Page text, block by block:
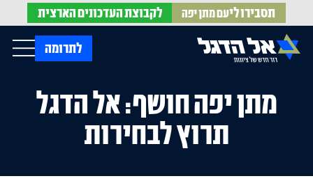
תסבירו ליעם מתן יפה לקבוצתהעדכונים הארצית
בית
עלינו
חדשות אל הדגל
עדכונים מהשטח
הופעות בתקשורת
לתרומה Menu
מתן יפה חושף: אל הדגל
תרוץ לבחירות